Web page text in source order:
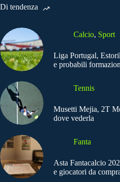
Di tendenza
Calcio, Sport
Liga Portugal,
e probabili
Tennis
Musetti Mejia, 2T
dove vederla
Fanta
Asta Fantacalcio
e giocatori da